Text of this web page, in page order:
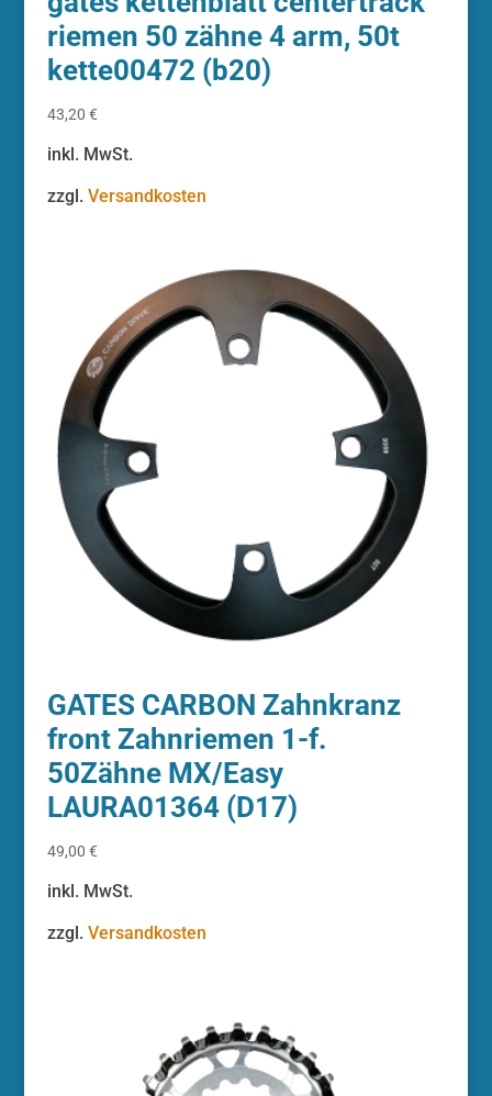
riemen 50 zähne 4 arm, 50t
kette00472 (b20)
43,20 €
inkl. MwSt.
zzgl. Versandkosten
GATES CARBON Zahnkranz
front Zahnriemen 1-f.
50Zähne MX/Easy
LAURA01364 (D17)
49,00 €
inkl. MwSt.
zzgl. Versandkosten